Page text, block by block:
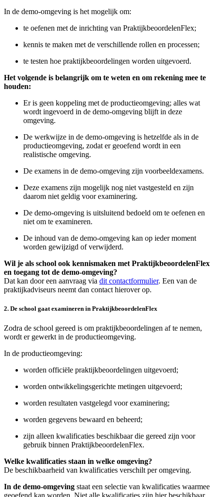
In de demo-omgeving is het mogelijk om:
te oefenen met de inrichting van PraktijkbeoordelenFlex;
kennis te maken met de verschillende rollen en processen;
te testen hoe praktijkbeoordelingen worden uitgevoerd.
Het volgende is belangrijk om te weten en om rekening mee te
houden:
Er is geen koppeling met de productieomgeving; alles wat
wordt ingevoerd in de demo-omgeving blijft in deze
omgeving.
De werkwijze in de demo-omgeving is hetzelfde als in de
productieomgeving, zodat er geoefend wordt in een
realistische omgeving.
De examens in de demo-omgeving zijn voorbeeldexamens.
Deze examens zijn mogelijk nog niet vastgesteld en zijn
daarom niet geldig voor examinering.
De demo-omgeving is uitsluitend bedoeld om te oefenen en
niet om te examineren.
De inhoud van de demo-omgeving kan op ieder moment
worden gewijzigd of verwijderd.
Wil je als school ook kennismaken met PraktijkbeoordelenFlex
en toegang tot de demo-omgeving?
Dat kan door een aanvraag via dit contactformulier. Een van de
praktijkadviseurs neemt dan contact hierover op.
2. De school gaat examineren in PraktijkbeoordelenFlex
Zodra de school gereed is om praktijkbeoordelingen af te nemen,
wordt er gewerkt in de productieomgeving.
In de productieomgeving:
worden officiële praktijkbeoordelingen uitgevoerd;
worden ontwikkelingsgerichte metingen uitgevoerd;
worden resultaten vastgelegd voor examinering;
worden gegevens bewaard en beheerd;
zijn alleen kwalificaties beschikbaar die gereed zijn voor
gebruik binnen PraktijkbeoordelenFlex.
Welke kwalificaties staan in welke omgeving?
De beschikbaarheid van kwalificaties verschilt per omgeving.
In de demo-omgeving staat een selectie van kwalificaties waarmee
geoefend kan worden. Niet alle kwalificaties zijn hier beschikbaar.